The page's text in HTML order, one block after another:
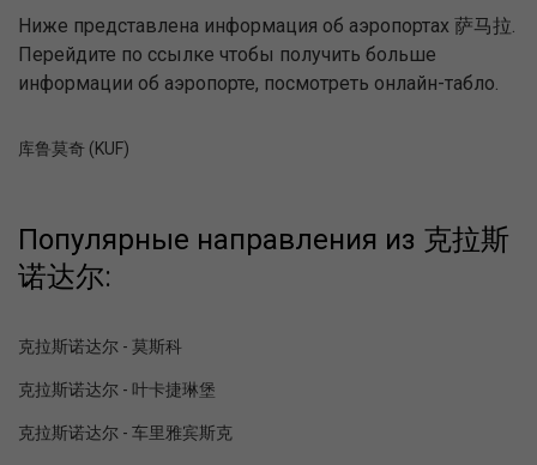
Ниже представлена информация об аэропортах 萨马拉.
Перейдите по ссылке чтобы получить больше
информации об аэропорте, посмотреть онлайн-табло.
库鲁莫奇 (KUF)
Популярные направления из 克拉斯
诺达尔:
克拉斯诺达尔 - 莫斯科
克拉斯诺达尔 - 叶卡捷琳堡
克拉斯诺达尔 - 车里雅宾斯克